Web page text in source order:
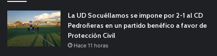
La UD Socuéllamos se impone por 2-1 al CD
Pedroñeras en un partido benéfico a favor de
Protección Civil
Hace 11 horas